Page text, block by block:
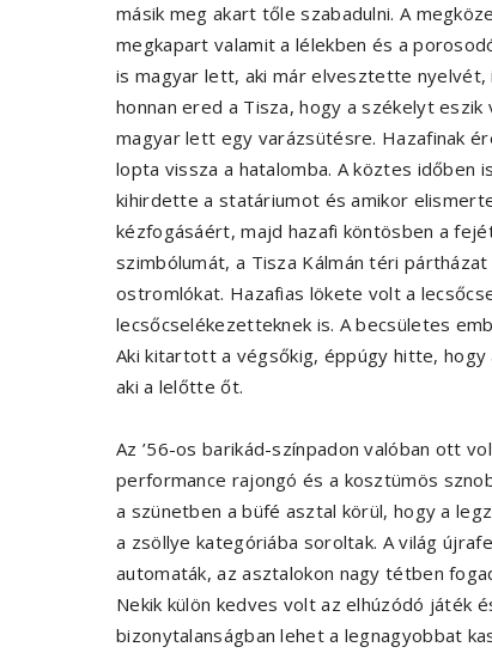
másik meg akart tőle szabadulni. A
megkapart valamit a lélekben és a
is magyar lett, aki már elvesztette nyelvét,
honnan ered a Tisza, hogy a székelyt
magyar lett egy varázsütésre. Hazafinak
lopta vissza a hatalomba. A köztes időben
kihirdette a statáriumot és amikor
kézfogásáért, majd hazafi köntösben a
szimbólumát, a Tisza Kálmán téri
ostromlókat. Hazafias lökete volt a
lecsőcselékezetteknek is. A becsületes
Aki kitartott a végsőkig, éppúgy hitte,
aki a lelőtte őt.
Az ’56-os barikád-színpadon valóban ott
performance rajongó és a kosztümös
a szünetben a büfé asztal körül, hogy a
a zsöllye kategóriába soroltak. A világ
automaták, az asztalokon nagy tétben
Nekik külön kedves volt az elhúzódó
bizonytalanságban lehet a legnagyobbat